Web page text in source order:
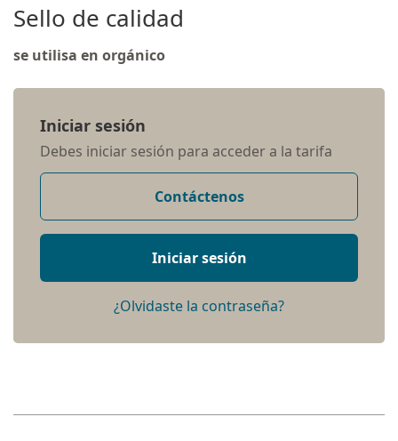
Sello de calidad
se utilisa en orgánico
Iniciar sesión
Debes iniciar sesión para acceder a la tarifa
Contáctenos
Iniciar sesión
¿Olvidaste la contraseña?